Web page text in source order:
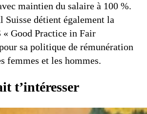
maintien du salaire à 100 %.
Suisse détient également la
Good Practice in Fair
sa politique de rémunération
femmes et les hommes.
t’intéresser